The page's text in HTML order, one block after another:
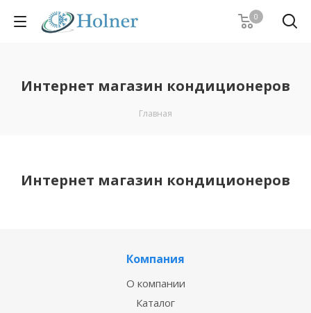
0
Интернет магазин кондиционеров
Главная
Интернет магазин кондиционеров
Компания
О компании
Каталог